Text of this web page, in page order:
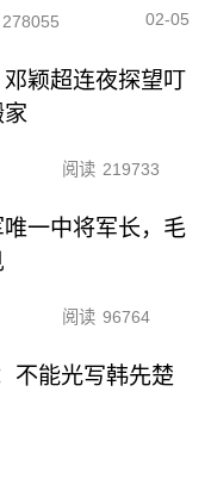
278055 02-05
颖超连夜探望叮
阅读 219733
一中将军长，毛
阅读 96764
不能光写韩先楚